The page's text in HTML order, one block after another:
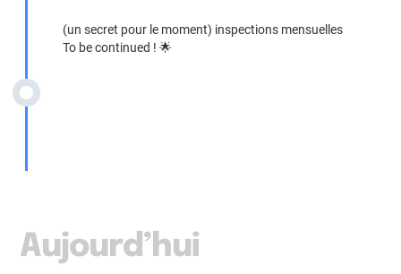
(un secret pour le moment) inspections mensuelles
To be continued ! 🌟
Aujourd’hui